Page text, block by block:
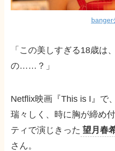
banger
「この美しすぎる18歳は
の……？」
Netflix映画『This is I』で
瑞々しく、時に胸が締め
ティで演じきった 望月春
さん。